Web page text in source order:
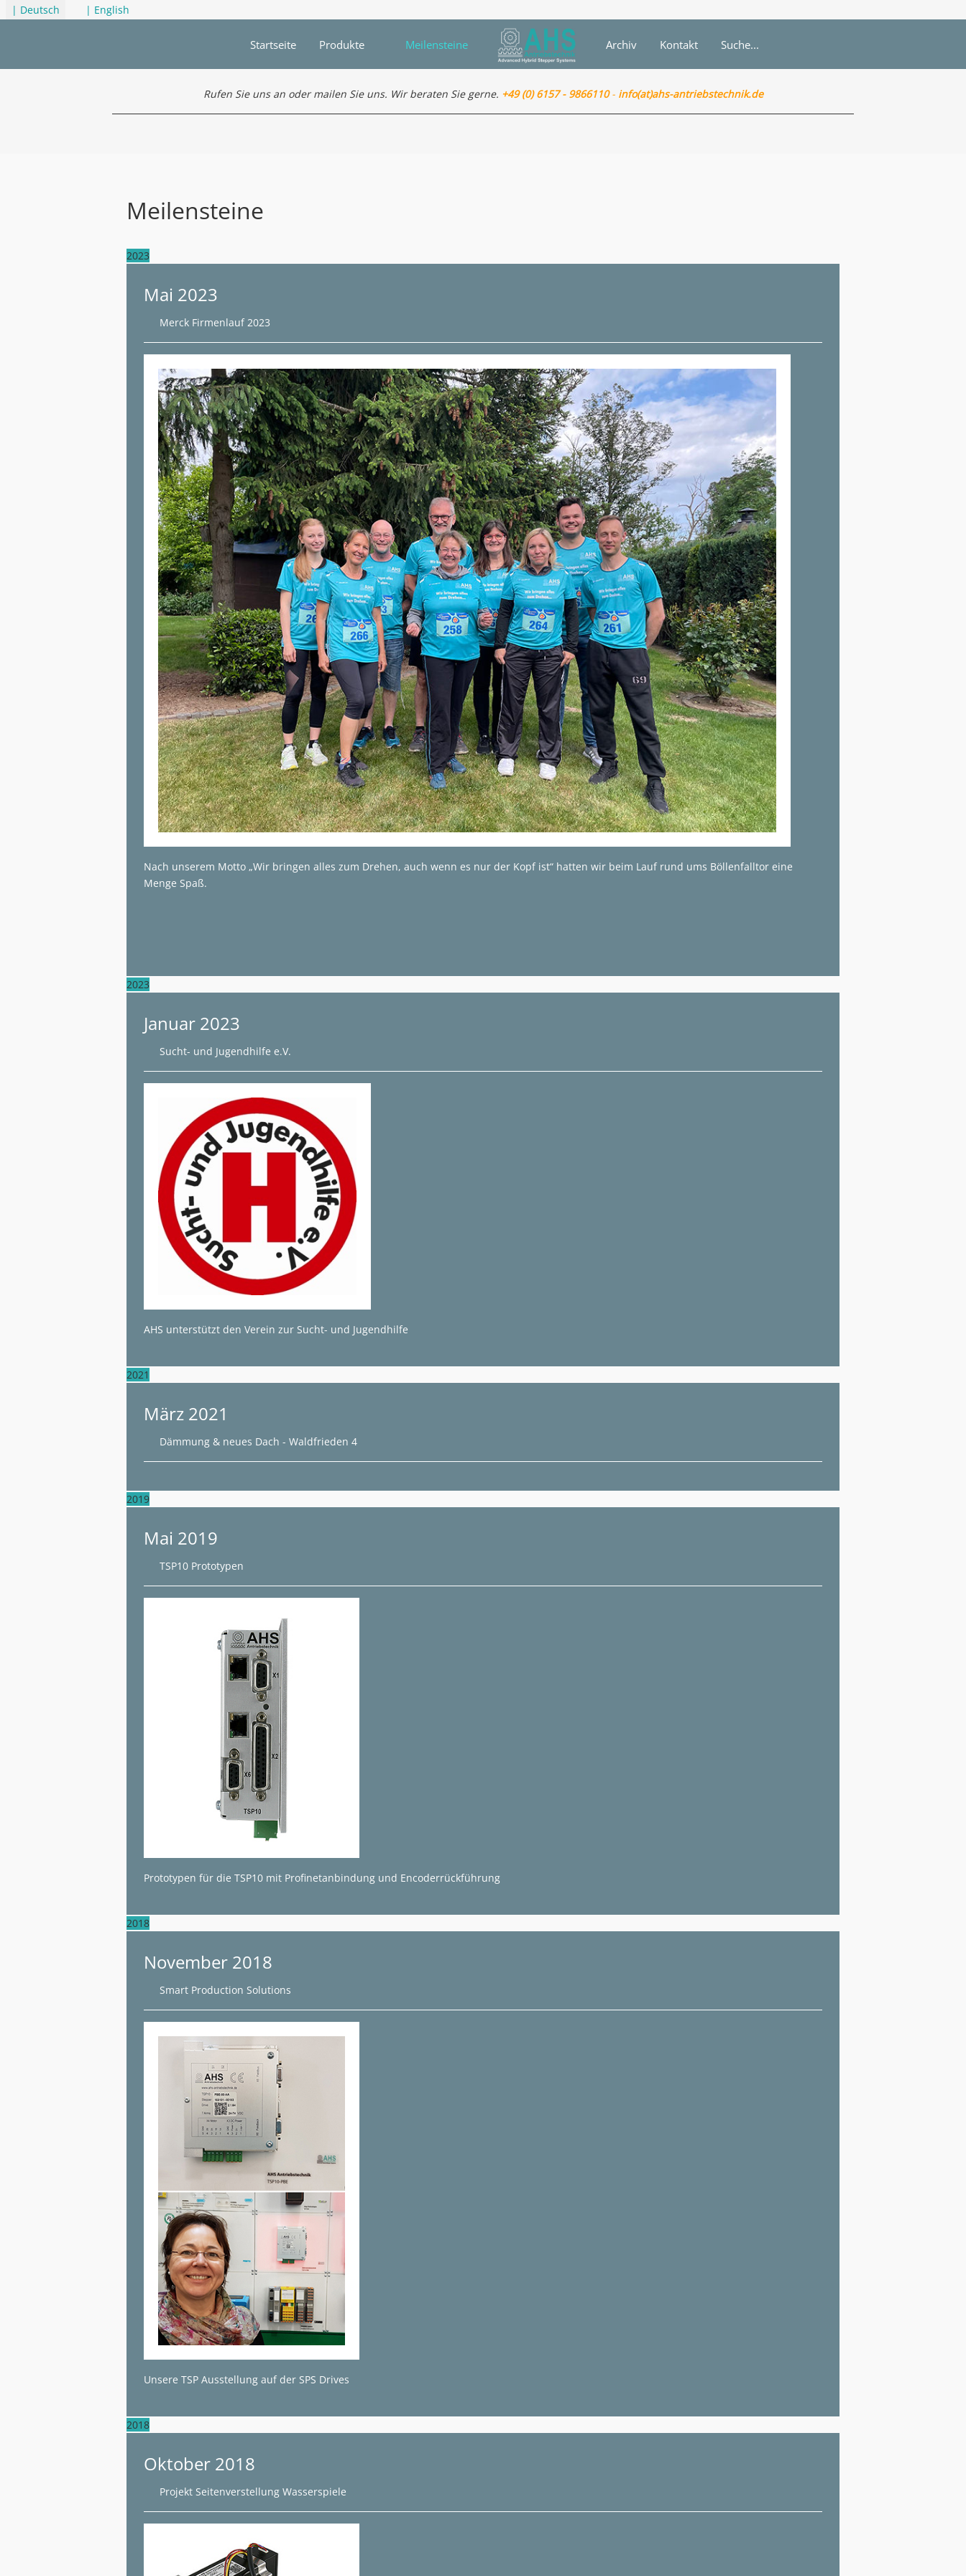
Sprache auswählen
| Deutsch | English
Startseite Produkte Meilensteine Archiv Kontakt Suche...
Rufen Sie uns an oder mailen Sie uns. Wir beraten Sie gerne. +49 (0) 6157 - 9866110- info(at)ahs-antriebstechnik.de
Meilensteine
2023
Mai 2023
Merck Firmenlauf 2023
Nach unserem Motto „Wir bringen alles zum Drehen, auch wenn es nur der Kopf ist“ hatten wir beim Lauf rund ums Böllenfalltor eine
Menge Spaß.
2023
Januar 2023
Sucht- und Jugendhilfe e.V.
AHS unterstützt den Verein zur Sucht- und Jugendhilfe
2021
März 2021
Dämmung & neues Dach - Waldfrieden 4
2019
Mai 2019
TSP10 Prototypen
Prototypen für die TSP10 mit Profinetanbindung und Encoderrückführung
2018
November 2018
Smart Production Solutions
Unsere TSP Ausstellung auf der SPS Drives
2018
Oktober 2018
Projekt Seitenverstellung Wasserspiele